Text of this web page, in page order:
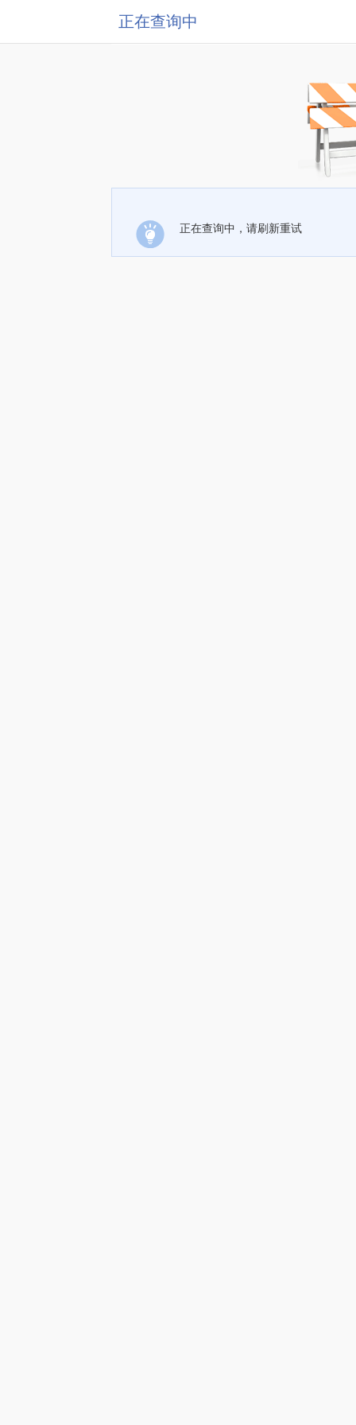
正在查询中
正在查询中，请刷新重试